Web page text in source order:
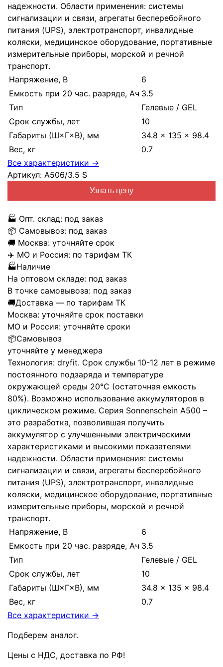
надежности. Области применения: системы
сигнализации и связи, агрегаты бесперебойного
питания (UPS), электротранспорт, инвалидные
коляски, медицинское оборудование, портативные
измерительные приборы, морской и речной
транспорт.
Напряжение, В
6
Емкость при 20 час. разряде, Ач 3.5
Тип
Гелевые / GEL
Срок службы, лет
10
Габариты (Ш×Г×В), мм
34.8 × 135 × 98.4
Вес, кг
0.7
Все характеристики →
Артикул: A506/3.5 S
Узнать цену
🏭 Опт. склад: под заказ
📦 Самовывоз: под заказ
🚚 Москва: уточняйте срок
✈️ МО и Россия: по тарифам ТК
🏭Наличие
На оптовом складе: под заказ
В точке самовывоза: под заказ
🚚Доставка — по тарифам ТК
Москва: уточняйте срок поставки
МО и Россия: уточняйте сроки
📦Самовывоз
уточняйте у менеджера
Технология: dryfit. Срок службы 10-12 лет в режиме
постоянного подзаряда и температуре
окружающей среды 20°C (остаточная емкость
80%). Возможно использование аккумуляторов в
циклическом режиме. Серия Sonnenschein А500 –
это разработка, позволившая получить
аккумулятор с улучшенными электрическими
характеристиками и высокими показателями
надежности. Области применения: системы
сигнализации и связи, агрегаты бесперебойного
питания (UPS), электротранспорт, инвалидные
коляски, медицинское оборудование, портативные
измерительные приборы, морской и речной
транспорт.
Напряжение, В
6
Емкость при 20 час. разряде, Ач 3.5
Тип
Гелевые / GEL
Срок службы, лет
10
Габариты (Ш×Г×В), мм
34.8 × 135 × 98.4
Вес, кг
0.7
Все характеристики →
Подберем аналог.
Цены с НДС, доставка по РФ!